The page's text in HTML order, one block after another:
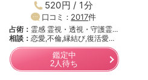
520円 / 1分
口コミ： 2017件
占術： 霊感 霊視・透視・守護霊
対…
相談： 恋愛,不倫,縁結び,復活愛…
鑑定中
2人待ち